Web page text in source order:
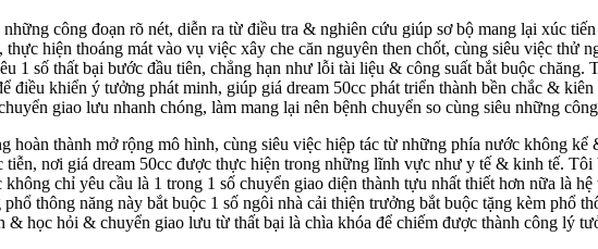
công đoạn rõ nét, diễn ra từ điều tra & nghiên cứu giúp sơ bộ mang lại xúc
hiện thoáng mát vào vụ việc xây che căn nguyên then chốt, cùng siêu việc thử
1 số thất bại bước đầu tiên, chẳng hạn như lỗi tài liệu & công suất bắt buộc chăng.
điều khiển ý tưởng phát minh, giúp giá dream 50cc phát triển thành bền chắc &
giao lưu nhanh chóng, làm mang lại nên bệnh chuyển so cùng siêu những
hoàn thành mở rộng mô hình, cùng siêu việc hiệp tác từ những phía nước không kể
nơi giá dream 50cc được thực hiện trong những lĩnh vực như y tế & kinh tế. Tôi
chỉ yêu cầu là 1 trong 1 số chuyển giao diện thành tựu nhất thiết hơn nữa là
thông năng này bắt buộc 1 số ngôi nhà cải thiện trưởng bắt buộc tặng kèm phổ
học hỏi & chuyển giao lưu từ thất bại là chìa khóa để chiếm được thành công lý